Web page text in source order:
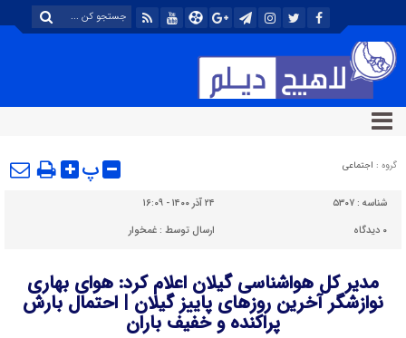
گروه : اجتماعی پ
شناسه : ۵۳۰۷
۲۴ آذر ۱۴۰۰ - ۱۶:۰۹
۰ دیدگاه ارسال توسط :غمخوار
مدیر کل هواشناسی گیلان اعلام کرد: هوای بهاری
نوازشگر آخرین روز‌های پاییز گیلان | احتمال بارش
پراکنده و خفیف باران